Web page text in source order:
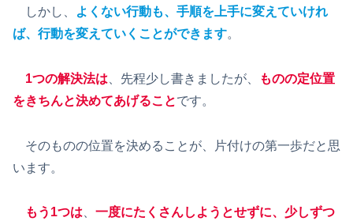
しかし、
よくない行動も、手順を上手に変えていけれ
ば、行動を変えていくことができます。
1つの解決法は 、先程少し書きましたが、
ものの定位置
をきちんと決めてあげることです。
そのものの位置を決めることが、片付けの第一歩だと思
います。
もう1つは
一度にたくさんしようとせずに、少しずつ